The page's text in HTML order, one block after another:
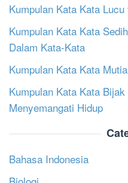
Kumpulan Kata Kata
Kumpulan Kata Kata
Dalam Kata-Kata
Kumpulan Kata Kata
Kumpulan Kata Kata
Menyemangati Hidup
Bahasa Indonesia